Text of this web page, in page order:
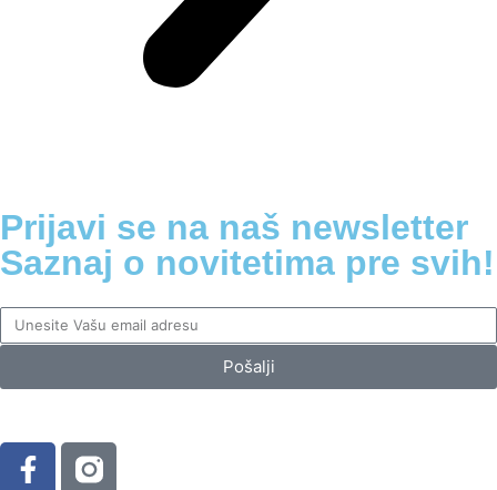
Prijavi se na naš newsletter
Saznaj o novitetima pre svih!
Pošalji